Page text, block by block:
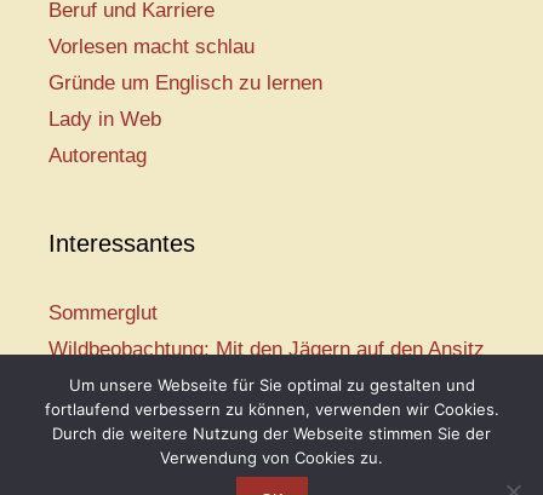
Beruf und Karriere
Vorlesen macht schlau
Gründe um Englisch zu lernen
Lady in Web
Autorentag
Interessantes
Sommerglut
Wildbeobachtung: Mit den Jägern auf den Ansitz
Mir ist so heiß
Mission: Rettungsschwimmer
Vogelwelt-Entdeckertour
Um unsere Webseite für Sie optimal zu gestalten und
fortlaufend verbessern zu können, verwenden wir Cookies.
Durch die weitere Nutzung der Webseite stimmen Sie der
Verwendung von Cookies zu.